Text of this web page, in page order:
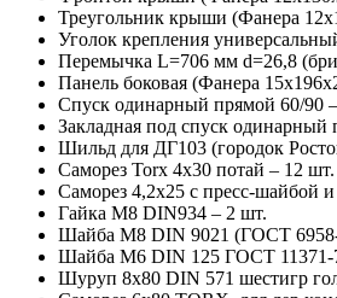
Треугольник крыши (Фанера
Уголок крепления
Перемычка L=706 мм d=26,8
Панель боковая (Фанера
Спуск одинарный прямой 60/90
Закладная под спуск одинарный
Шильд для ДГ103 (городок
Саморез Torx 4х30 потай – 12 шт.
Саморез 4,2х25 с пресс-шайбой
Гайка М8 DIN934 – 2 шт.
Шайба М8 DIN 9021 (ГОСТ 6958-
Шайба М6 DIN 125 ГОСТ 11371-
Шуруп 8х80 DIN 571 шестигр